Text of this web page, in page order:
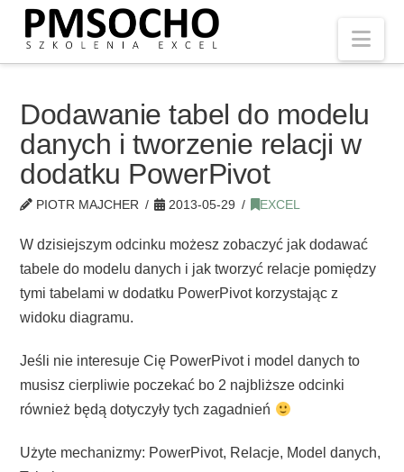
Dodawanie tabel do modelu
danych i tworzenie relacji w
dodatku PowerPivot
PIOTR MAJCHER 2013-05-29 EXCEL
W dzisiejszym odcinku możesz zobaczyć jak dodawać
tabele do modelu danych i jak tworzyć relacje pomiędzy
tymi tabelami w dodatku PowerPivot korzystając z
widoku diagramu.
Jeśli nie interesuje Cię PowerPivot i model danych to
musisz cierpliwie poczekać bo 2 najbliższe odcinki
również będą dotyczyły tych zagadnień
Użyte mechanizmy: PowerPivot, Relacje, Model danych,